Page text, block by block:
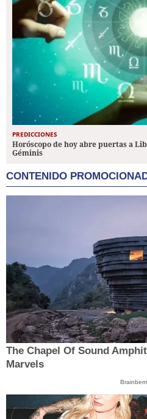
PREDICCIONES
Horóscopo de hoy abre puertas a
Géminis
CONTENIDO
The Chapel Of Sound
Marvels